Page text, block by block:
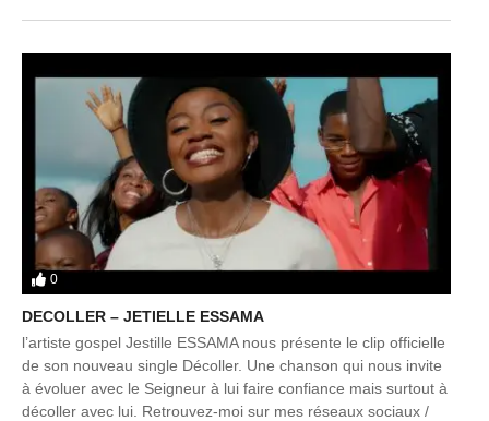
0
DECOLLER – JETIELLE ESSAMA
l’artiste gospel Jestille ESSAMA nous présente le clip officielle
de son nouveau single Décoller. Une chanson qui nous invite
à évoluer avec le Seigneur à lui faire confiance mais surtout à
décoller avec lui. Retrouvez-moi sur mes réseaux sociaux /